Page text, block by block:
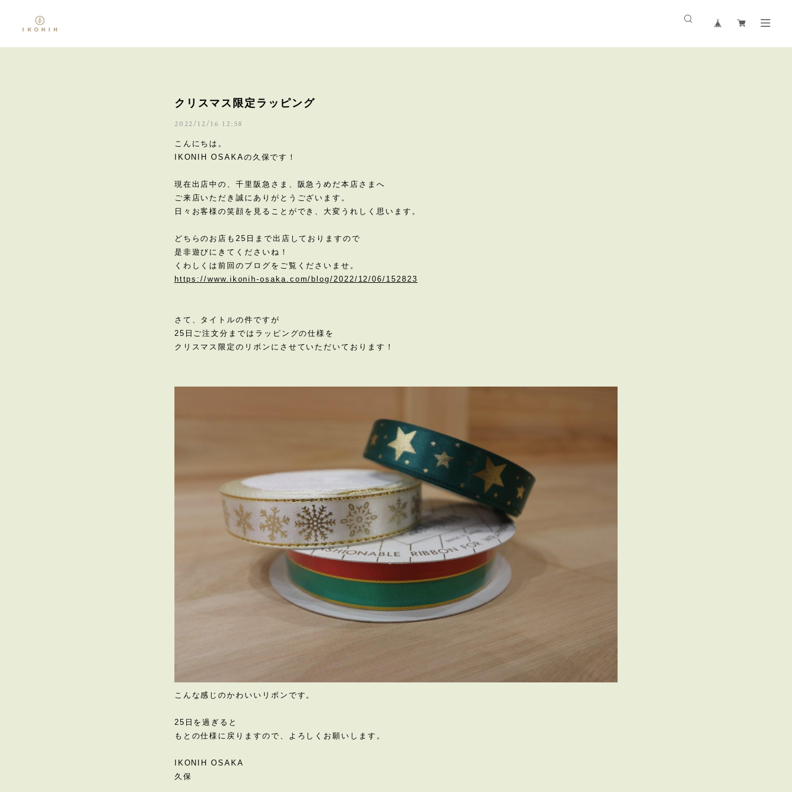
クリスマス限定ラッピング
2022/12/16 12:58
こんにちは。
IKONIH OSAKAの久保です！
現在出店中の、千里阪急さま、阪急うめだ本店さまへ
ご来店いただき誠にありがとうございます。
日々お客様の笑顔を見ることができ、大変うれしく思います。
どちらのお店も25日まで出店しておりますので
是非遊びにきてくださいね！
くわしくは前回のブログをご覧くださいませ。
https://www.ikonih-osaka.com/blog/2022/12/06/152823
さて、タイトルの件ですが
25日ご注文分まではラッピングの仕様を
クリスマス限定のリボンにさせていただいております！
こんな感じのかわいいリボンです。
25日を過ぎると
もとの仕様に戻りますので、よろしくお願いします。
IKONIH OSAKA
久保